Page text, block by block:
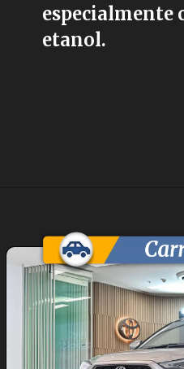
especialmente
etanol.